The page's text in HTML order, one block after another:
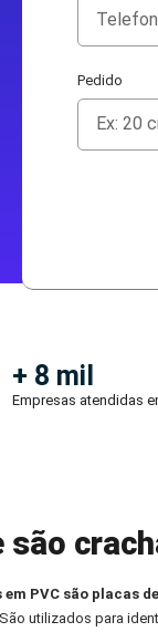
Pedido
+ 8 mil
Empresas atendidas
são
PVC são placas
utilizados para